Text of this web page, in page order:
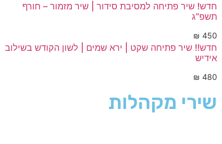
חדש! שיר פתיחה למסיבת סידור | שיר מזמור – חורף
תשפ”ג
₪ 450
חדש!! שיר פתיחה שקט | ירא שמים | לשון הקודש בשילוב
אידיש
₪ 480
שירי מקהלות